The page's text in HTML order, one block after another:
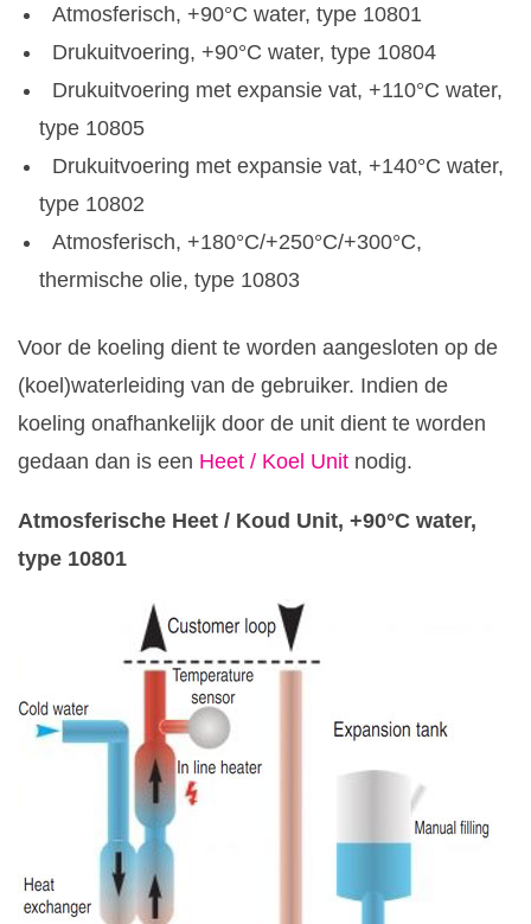
Atmosferisch, +90°C water, type 10801
Drukuitvoering, +90°C water, type 10804
Drukuitvoering met expansie vat, +110°C water,
type 10805
Drukuitvoering met expansie vat, +140°C water,
type 10802
Atmosferisch, +180°C/+250°C/+300°C,
thermische olie, type 10803
Voor de koeling dient te worden aangesloten op de
(koel)waterleiding van de gebruiker. Indien de
koeling onafhankelijk door de unit dient te worden
gedaan dan is een Heet / Koel Unit nodig.
Atmosferische Heet / Koud Unit, +90°C water,
type 10801